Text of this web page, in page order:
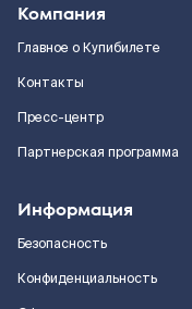
Компания
Главное о Купибилете
Контакты
Пресс-центр
Партнерская программа
Информация
Безопасность
Конфиденциальность